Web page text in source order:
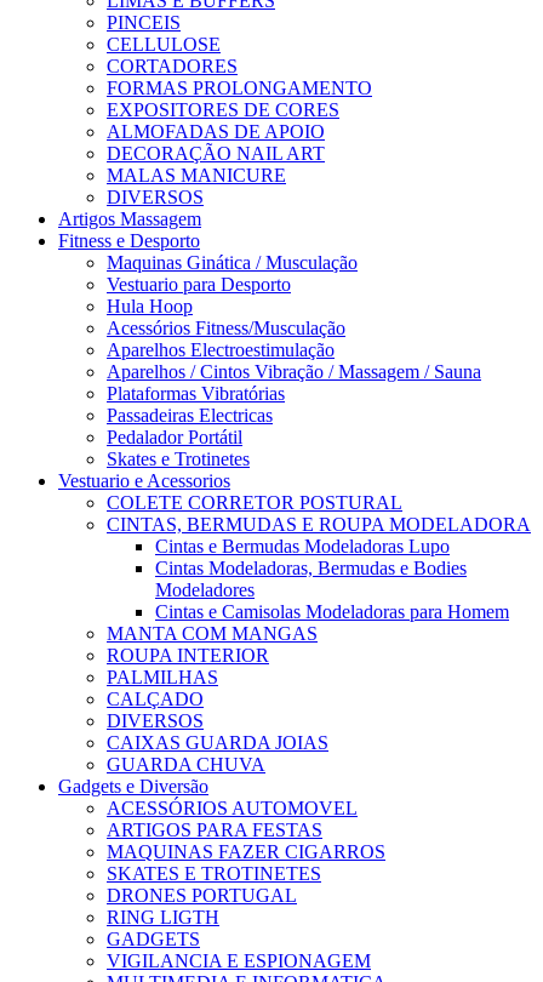
PINCEIS
CELLULOSE
CORTADORES
FORMAS PROLONGAMENTO
EXPOSITORES DE CORES
ALMOFADAS DE APOIO
DECORAÇÃO NAIL ART
MALAS MANICURE
DIVERSOS
Artigos Massagem
Fitness e Desporto
Maquinas Ginática / Musculação
Vestuario para Desporto
Hula Hoop
Acessórios Fitness/Musculação
Aparelhos Electroestimulação
Aparelhos / Cintos Vibração / Massagem / Sauna
Plataformas Vibratórias
Passadeiras Electricas
Pedalador Portátil
Skates e Trotinetes
Vestuario e Acessorios
COLETE CORRETOR POSTURAL
CINTAS, BERMUDAS E ROUPA MODELADORA
Cintas e Bermudas Modeladoras Lupo
Cintas Modeladoras, Bermudas e Bodies
Modeladores
Cintas e Camisolas Modeladoras para Homem
MANTA COM MANGAS
ROUPA INTERIOR
PALMILHAS
CALÇADO
DIVERSOS
CAIXAS GUARDA JOIAS
GUARDA CHUVA
Gadgets e Diversão
ACESSÓRIOS AUTOMOVEL
ARTIGOS PARA FESTAS
MAQUINAS FAZER CIGARROS
SKATES E TROTINETES
DRONES PORTUGAL
RING LIGTH
GADGETS
VIGILANCIA E ESPIONAGEM